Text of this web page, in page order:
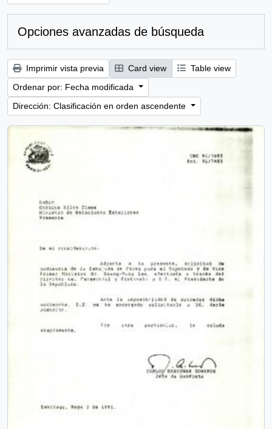
Opciones avanzadas de búsqueda
Imprimir vista previa Card view
Table view
Ordenar por: Fecha modificada
Dirección: Clasificación en orden ascendente